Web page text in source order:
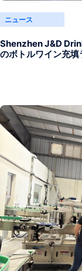
ニュース
Shenzhen J&D
のボトルワイン充填